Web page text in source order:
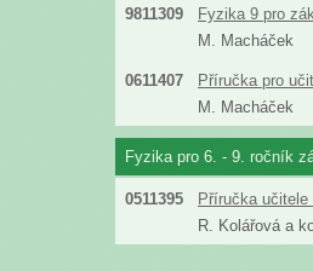
9811309
Fyzika 9 pro
M. Macháček
0611407
Příručka pro
M. Macháček
Fyzika pro 6. - 9. ročník
0511395
Příručka
R. Kolářová a